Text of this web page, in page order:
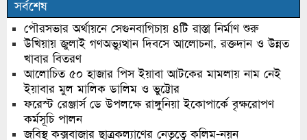
সর্বশেষ
পৌরসভার অর্থায়নে সেগুনবাগিচায় ৪টি রাস্তা নির্মাণ শুরু
উখিয়ায় জুলাই গণঅভ্যুত্থান দিবসে আলোচনা, রক্তদান ও উন্নত
খাবার বিতরণ
আলোচিত ৫০ হাজার পিস ইয়াবা আটকের মামলায় নাম নেই
ইয়াবার মুল মালিক ডালিম ও ভুট্টোর
ফরেস্ট রেঞ্জার্স ডে উপলক্ষে রাঙ্গুনিয়া ইকোপার্কে বৃক্ষরোপণ
কর্মসূচি পালন
জবিস্থ কক্সবাজার ছাত্রকল্যাণের নেতৃত্বে কলিম-নয়ন